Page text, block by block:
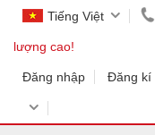
Tiếng Việt
lượng cao!
Đăng nhập Đăng kí